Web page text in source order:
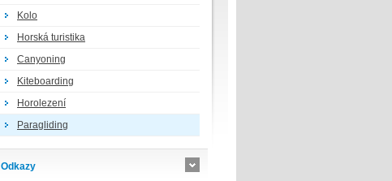
Kolo
Horská turistika
Canyoning
Kiteboarding
Horolezení
Paragliding
Odkazy